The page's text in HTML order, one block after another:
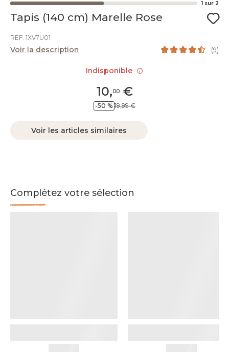
1 sur 2
Tapis (140 cm) Marelle Rose
REF. 1XV7U01
Voir la description (9)
10,00€
-50 % 19,99 €
Voir les articles similaires
Complétez votre sélection